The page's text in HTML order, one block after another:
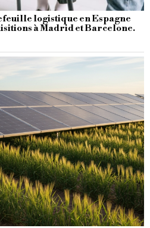
logistique en Espagne
à Madrid et Barcelone.